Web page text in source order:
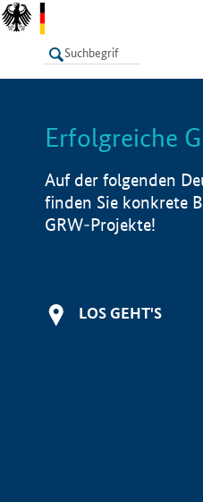
LISTE
Erfolgreiche
Auf der folgenden
finden Sie konkrete
GRW-Projekte!
LOS GEHT'S